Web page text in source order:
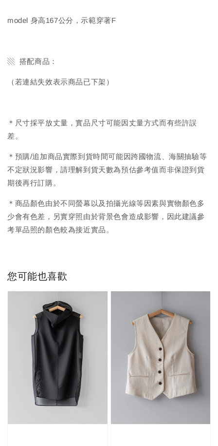
model 身高167公分，示範穿著F
▧ 搭配商品：
（若連結失效表示商品已下架）
＊尺寸採平放丈量，實品尺寸可能因丈量方式而有些許誤
差。
＊預購/追加商品實際到貨時間可能因跨國物流、海關抽驗等
不定狀況影響，請理解到貨天數為預估參考值而非保證到貨
期後再行訂購。
＊商品顏色由於不同螢幕以及拍攝光線等因素與實物顏色多
少會有色差，另實穿照由於背景色會造成影響，因此建議參
考單品照的顏色較為接近實品。
您可能也喜歡